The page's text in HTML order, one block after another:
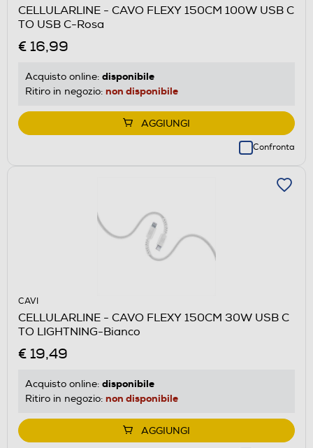
CELLULARLINE - CAVO FLEXY 150CM 100W USB C
TO USB C-Rosa
€ 16,99
Acquisto online: disponibile
Ritiro in negozio: non disponibile
AGGIUNGI
Confronta
CAVI
CELLULARLINE - CAVO FLEXY 150CM 30W USB C
TO LIGHTNING-Bianco
€ 19,49
Acquisto online: disponibile
Ritiro in negozio: non disponibile
AGGIUNGI